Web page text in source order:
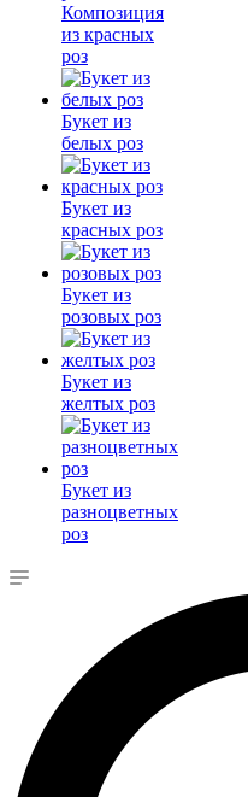
Композиция
из красных
роз
Букет из
белых роз
Букет из
красных роз
Букет из
розовых роз
Букет из
желтых роз
Букет из
разноцветных
роз